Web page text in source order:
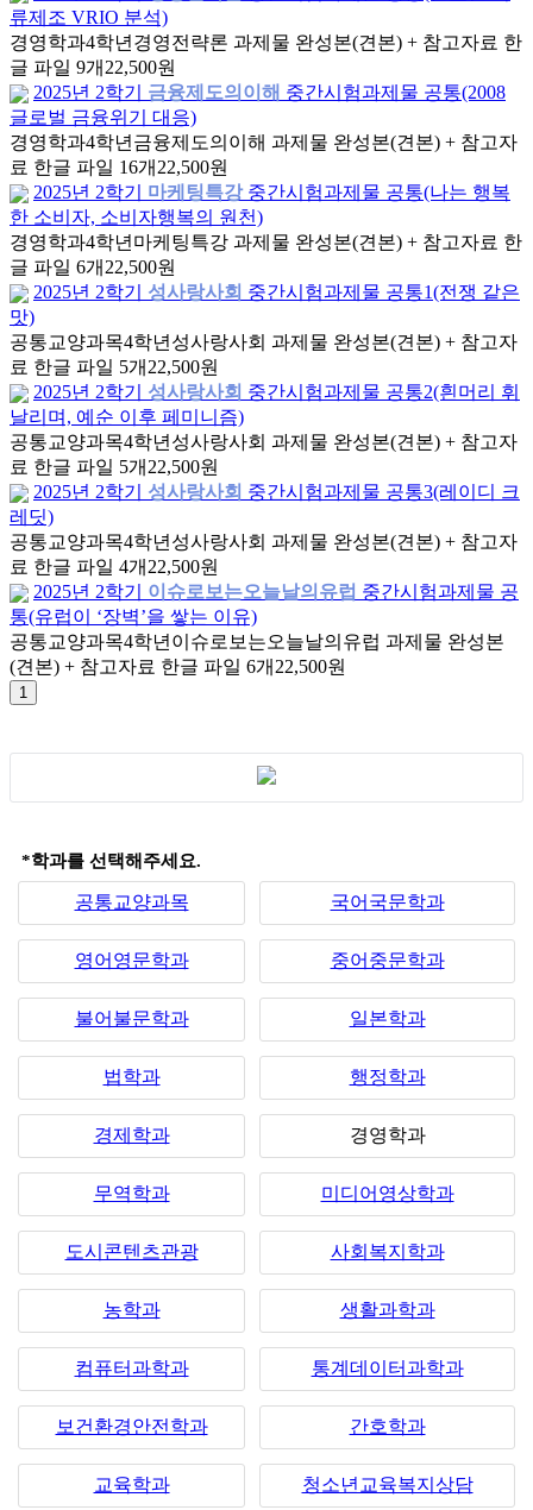
류제조 VRIO 분석)
경영학과4학년 경영전략론 과제물 완성본(견본) + 참고자료 한
글 파일 9개 22,500원
2025년 2학기
금융제도의이해 중간시험과제물 공통(2008
글로벌 금융위기 대응)
경영학과4학년 금융제도의이해 과제물 완성본(견본) + 참고자
료 한글 파일 16개 22,500원
2025년 2학기
마케팅특강 중간시험과제물 공통(나는 행복
한 소비자, 소비자행복의 원천)
경영학과4학년 마케팅특강 과제물 완성본(견본) + 참고자료 한
글 파일 6개 22,500원
2025년 2학기
성사랑사회 중간시험과제물 공통1(전쟁 같은
맛)
공통교양과목4학년 성사랑사회 과제물 완성본(견본) + 참고자
료 한글 파일 5개 22,500원
2025년 2학기
성사랑사회 중간시험과제물 공통2(흰머리 휘
날리며, 예순 이후 페미니즘)
공통교양과목4학년 성사랑사회 과제물 완성본(견본) + 참고자
료 한글 파일 5개 22,500원
2025년 2학기
성사랑사회 중간시험과제물 공통3(레이디 크
레딧)
공통교양과목4학년 성사랑사회 과제물 완성본(견본) + 참고자
료 한글 파일 4개 22,500원
2025년 2학기
이슈로보는오늘날의유럽 중간시험과제물 공
통(유럽이 ‘장벽’을 쌓는 이유)
공통교양과목4학년 이슈로보는오늘날의유럽 과제물 완성본
(견본) + 참고자료 한글 파일 6개 22,500원
*학과를 선택해주세요.
공통교양과목 국어국문학과
영어영문학과 중어중문학과
불어불문학과 일본학과
법학과 행정학과
경제학과 경영학과
무역학과 미디어영상학과
도시콘텐츠관광 사회복지학과
농학과 생활과학과
컴퓨터과학과 통계데이터과학과
보건환경안전학과 간호학과
교육학과 청소년교육복지상담